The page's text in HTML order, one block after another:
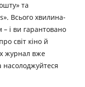
та
Всього хвилина-
і ви гарантовано
світ кіно й
журнал вже